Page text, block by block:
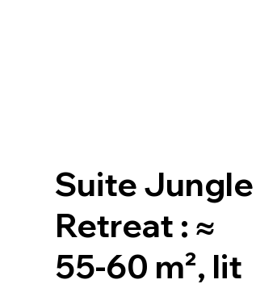
Suite Jungle
Retreat : ≈
55-60 m², lit